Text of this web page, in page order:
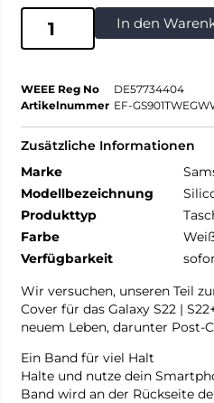
In den
WEEE Reg No
DE57734404
Artikelnummer EF-
Zusätzliche Informationen
Marke
Modellbezeichnung
Produkttyp
Farbe
Verfügbarkeit
Wir versuchen, unseren Teil
Cover für das Galaxy S22 |
neuem Leben, darunter Post-
Ein Band für viel Halt
Halte und nutze dein
Band wird an der Rückseite